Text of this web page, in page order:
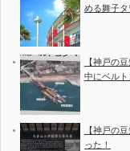
める舞子タ
【神戸の
中にベル
【神戸の
った！